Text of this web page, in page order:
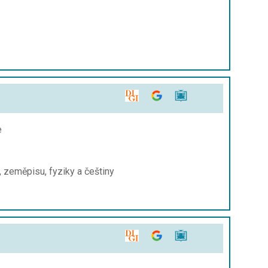
zeměpisu, fyziky a češtiny